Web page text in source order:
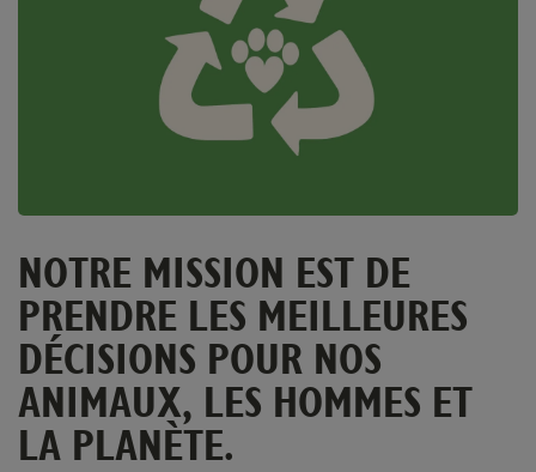
NOTRE MISSION EST DE
PRENDRE LES MEILLEURES
DÉCISIONS POUR NOS
ANIMAUX, LES HOMMES ET
LA PLANÈTE.